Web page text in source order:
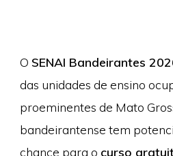
O SENAI Bandeirantes
das unidades de ensino
proeminentes de Mato
bandeirantense tem
chance para o curso